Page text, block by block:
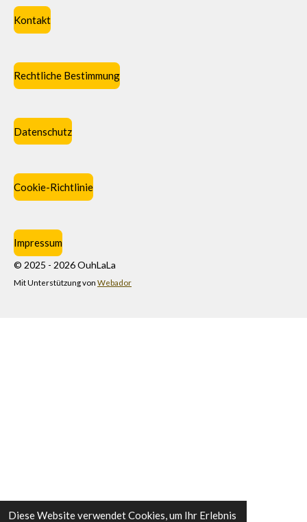
Diese Website verwendet Cookies, um Ihr Erlebnis
Kontakt
Rechtliche Bestimmung
Datenschutz
Cookie-Richtlinie
Impressum
© 2025 - 2026 OuhLaLa
Mit Unterstützung von Webador